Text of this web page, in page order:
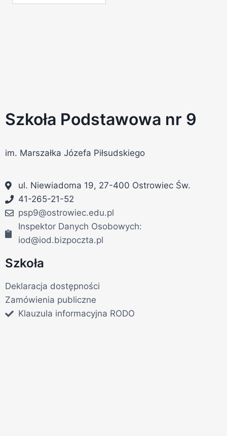
Szkoła Podstawowa nr 9
im. Marszałka Józefa Piłsudskiego
ul. Niewiadoma 19, 27-400 Ostrowiec Św.
41-265-21-52
psp9@ostrowiec.edu.pl
Inspektor Danych Osobowych:
iod@iod.bizpoczta.pl
Szkoła
Deklaracja dostępności
Zamówienia publiczne
Klauzula informacyjna RODO